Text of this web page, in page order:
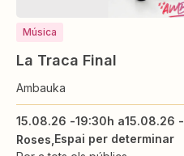
Música
La Traca Final
Ambauka
15.08.26 -19:30h a15.08.26 -
Roses Espai per determinar